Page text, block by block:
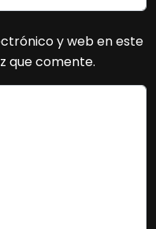
y web en este
que comente.